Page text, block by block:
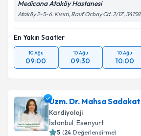
kapsamda işlenmesini kabul
Medicana Ataköy Hastanesi
Ataköy 2-5-6. Kısım, Rauf Orbay Cd. 2/1Z,
En Yakın Saatler
10 Ağu
09:00
10 Ağu
09:30
10 Ağu
10:00
Uzm. Dr. Mahsa Sadakat
Kardiyoloji
İstanbul, Esenyurt
5 (24 Değerlendirme)